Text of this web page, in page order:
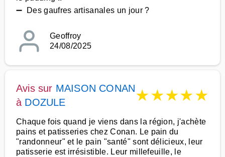
➖ Des gaufres artisanales un jour ?
Geoffroy
24/08/2025
Avis sur MAISON CONAN
à DOZULE ★★★★★
Chaque fois quand je viens dans la région, j'achète
pains et patisseries chez Conan. Le pain du
"randonneur" et le pain "santé" sont délicieux, leur
patisserie est irrésistible. Leur millefeuille, le